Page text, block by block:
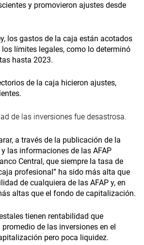
y promovieron ajustes desde
los gastos de la caja están acotados
límites legales, como lo determinó
hasta 2023.
de la caja hicieron ajustes,
de las inversiones fue desastrosa.
a través de la publicación de la
las informaciones de las AFAP
Central, que siempre la tasa de
profesional” ha sido más alta que
de cualquiera de las AFAP y, en
altas que el fondo de capitalización.
tienen rentabilidad que
de las inversiones en el
pero poca liquidez.